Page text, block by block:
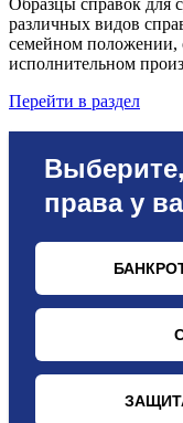
различных видов
семейном положении,
исполнительном
Перейти в раздел